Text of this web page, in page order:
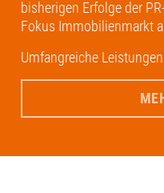
bisherigen Erfolge der
Fokus Immobilienmarkt
Umfangreiche